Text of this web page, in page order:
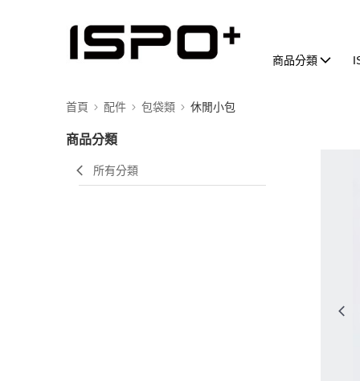
商品分類
首頁 配件 包袋類 休閒小包
商品分類
所有分類